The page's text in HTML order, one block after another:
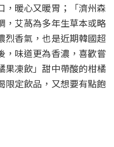
，暖心又暖胃；「濟州森
，艾萵為多年生草本或略
烈香氣，也是近期韓國超
，味道更為香濃，喜歡嘗
果凍飲」甜中帶酸的柑橘
限定飲品，又想要有點飽